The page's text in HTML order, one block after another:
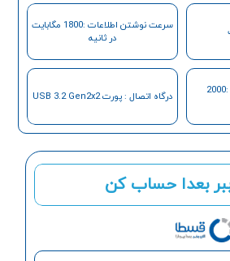
بعدا حساب کن
سرعت نوشتن اطلاعات :1800 مگابایت
در ثانیه
سرعت خواندن اطلاعات :2000
درگاه اتصال : پورت USB 3.2 Gen2x2